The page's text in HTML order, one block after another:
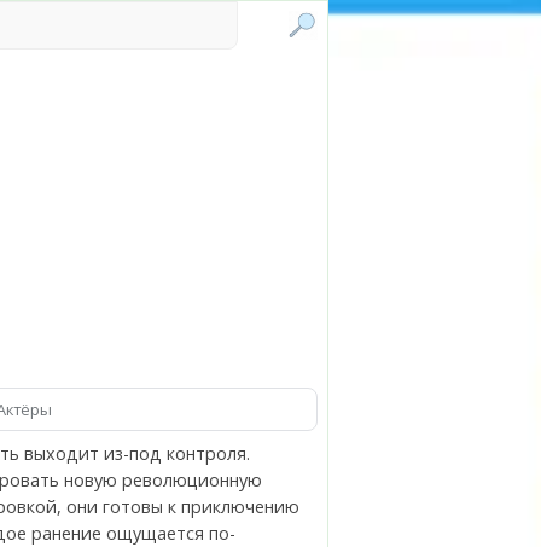
выходит из-под контроля.
новую революционную
они готовы к приключению
ранение ощущается по-